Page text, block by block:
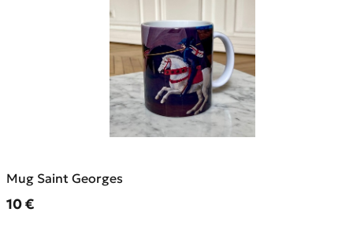
Mug Saint Georges
Prix ​​actuel
10 €